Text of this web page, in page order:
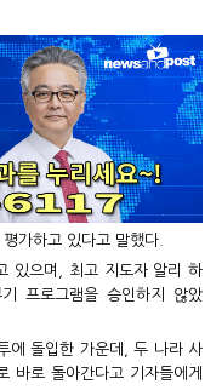
가하고 있다고 말했다.
있으며, 최고 지도자 알리 하
프로그램을 승인하지 않았
에 돌입한 가운데, 두 나라 사
바로 돌아간다고 기자들에게